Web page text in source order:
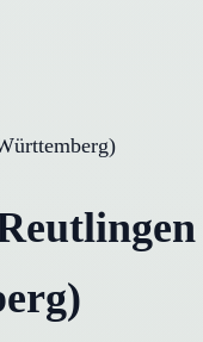
)